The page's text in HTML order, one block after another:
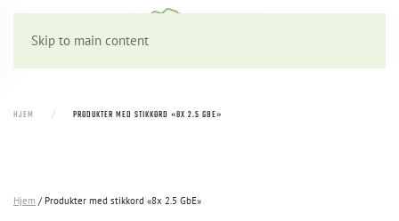
Skip to main content
HJEM PRODUKTER MED STIKKORD «8X 2.5 GBE»
Hjem / Produkter med stikkord «8x 2.5 GbE»